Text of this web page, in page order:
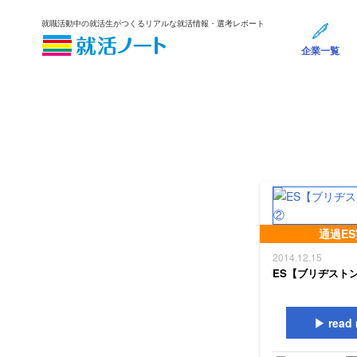
就職活動中の就活生がつくるリアルな就活情報・選考レポート
企業一覧
通過
2014.12.15
ES【ブリヂスト
read